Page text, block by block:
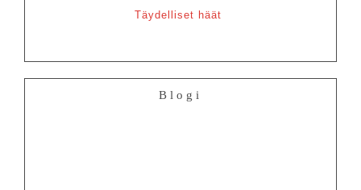
Täydelliset häät
Blogi